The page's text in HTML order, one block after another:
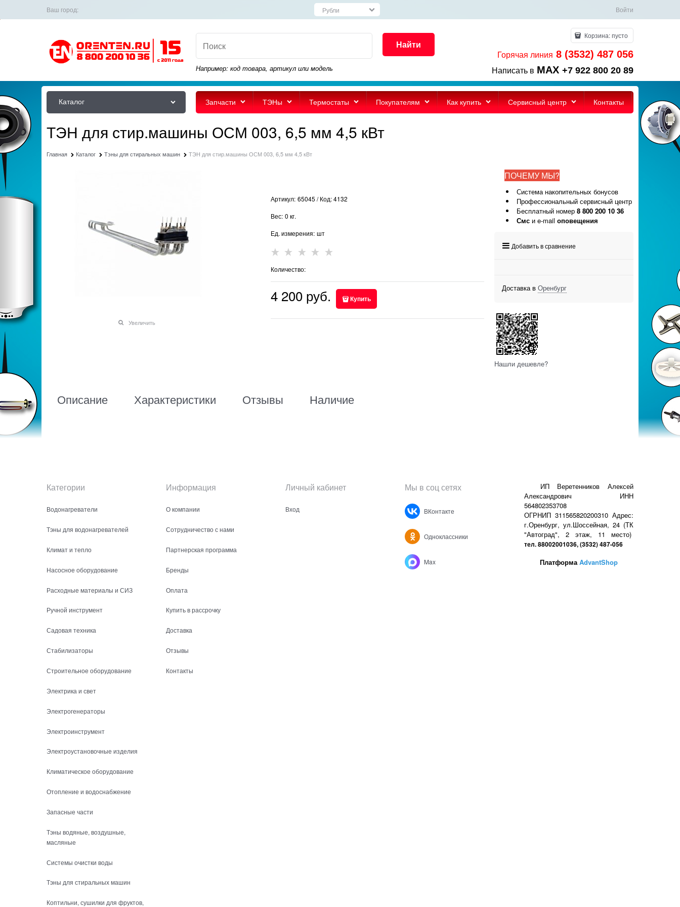
Ваш город: Войти
Найти
Например: код товара, артикул или модель
Корзина:пусто
Горячая линия 8 (3532) 487 056
Написать в MAX +7 922 800 20 89
Каталог Запчасти ТЭНы Термостаты Покупателям Как купить Сервисный центр Контакты
ТЭН для стир.машины ОСМ 003, 6,5 мм 4,5 кВт
Главная Каталог Тэны для стиральных машин ТЭН для стир.машины ОСМ 003, 6,5 мм 4,5 кВт
Увеличить
Артикул: 65045 / Код: 4132
Вес: 0 кг.
Ед. измерения: шт
Количество:
4 200 руб. Купить
Описание Характеристики Отзывы Наличие
ПОЧЕМУ МЫ?
Система накопительных бонусов
Профессиональный сервисный центр
Бесплатный номер 8 800 200 10 36
Смс и e-mail оповещения
Добавить в сравнение
Доставка в Оренбург
Нашли дешевле?
Категории
Водонагреватели
Тэны для водонагревателей
Климат и тепло
Насосное оборудование
Расходные материалы и СИЗ
Ручной инструмент
Садовая техника
Стабилизаторы
Строительное оборудование
Электрика и свет
Электрогенераторы
Электроинструмент
Электроустановочные изделия
Климатическое оборудование
Отопление и водоснабжение
Запасные части
Тэны водяные, воздушные,
масляные
Системы очистки воды
Тэны для стиральных машин
Коптильни, сушилки для фруктов,
Информация
О компании
Сотрудничество с нами
Партнерская программа
Бренды
Оплата
Купить в рассрочку
Доставка
Отзывы
Контакты
Личный кабинет
Вход
Мы в соц сетях
ВКонтакте
Одноклассники
Max
ИП Веретенников Алексей
Александрович ИНН
564802353708
ОГРНИП 311565820200310 Адрес:
г.Оренбург, ул.Шоссейная, 24 (ТК
"Автоград", 2 этаж, 11 место)
тел. 88002001036, (3532) 487-056
ПлатформаAdvantShop